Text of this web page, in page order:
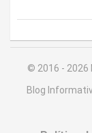
© 2016 - 2026
Blog